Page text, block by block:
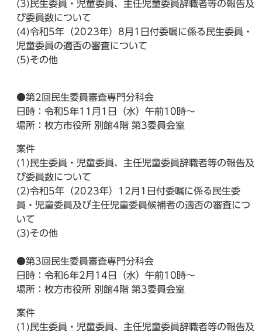
(3)民生委員・児童委員、主任児童委員辞職者等の報告及
び委員数について
(4)令和5年（2023年）8月1日付委嘱に係る民生委員・
児童委員の適否の審査について
(5)その他
●第2回民生委員審査専門分科会
日時：令和5年11月1日（水）午前10時～
場所：枚方市役所 別館4階 第3委員会室
案件
(1)民生委員・児童委員、主任児童委員辞職者等の報告及
び委員数について
(2)令和5年（2023年）12月1日付委嘱に係る民生委
員・児童委員及び主任児童委員候補者の適否の審査につ
いて
(3)その他
●第3回民生委員審査専門分科会
日時：令和6年2月14日（水）午前10時～
場所：枚方市役所 別館4階 第3委員会室
案件
(1)民生委員・児童委員、主任児童委員辞職者等の報告及